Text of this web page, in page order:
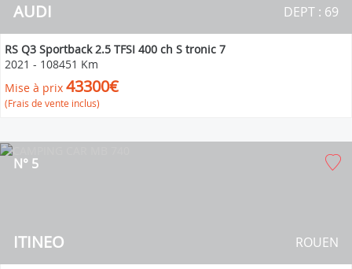
AUDI DEPT : 69
RS Q3 Sportback 2.5 TFSI 400 ch S tronic 7
2021 - 108451 Km
Mise à prix 43300€
(Frais de vente inclus)
ITINEO
N° 5
ROUEN